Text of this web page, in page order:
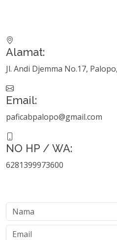
Alamat:
Jl. Andi Djemma No.17,
Email:
paficabpalopo@gmail.com
NO HP / WA:
6281399973600